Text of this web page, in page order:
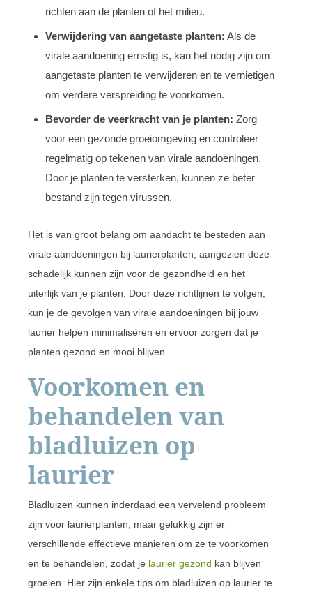
richten aan de planten of het milieu.
Verwijdering van aangetaste planten: Als de
virale aandoening ernstig is, kan het nodig zijn om
aangetaste planten te verwijderen en te vernietigen
om verdere verspreiding te voorkomen.
Bevorder de veerkracht van je planten: Zorg
voor een gezonde groeiomgeving en controleer
regelmatig op tekenen van virale aandoeningen.
Door je planten te versterken, kunnen ze beter
bestand zijn tegen virussen.
Het is van groot belang om aandacht te besteden aan
virale aandoeningen bij laurierplanten, aangezien deze
schadelijk kunnen zijn voor de gezondheid en het
uiterlijk van je planten. Door deze richtlijnen te volgen,
kun je de gevolgen van virale aandoeningen bij jouw
laurier helpen minimaliseren en ervoor zorgen dat je
planten gezond en mooi blijven.
Voorkomen en
behandelen van
bladluizen op
laurier
Bladluizen kunnen inderdaad een vervelend probleem
zijn voor laurierplanten, maar gelukkig zijn er
verschillende effectieve manieren om ze te voorkomen
en te behandelen, zodat je laurier gezond kan blijven
groeien. Hier zijn enkele tips om bladluizen op laurier te